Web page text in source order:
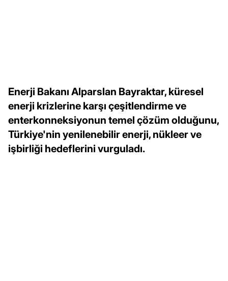
Enerji Bakanı Alparslan Bayraktar, küresel
enerji krizlerine karşı çeşitlendirme ve
enterkonneksiyonun temel çözüm olduğunu,
Türkiye'nin yenilenebilir enerji, nükleer ve
işbirliği hedeflerini vurguladı.